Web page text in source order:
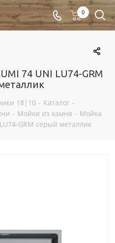
0
74 UNI LU74-GRM
18|10 - Каталог -
- Мойки из камня - Мойка
GRM серый металлик